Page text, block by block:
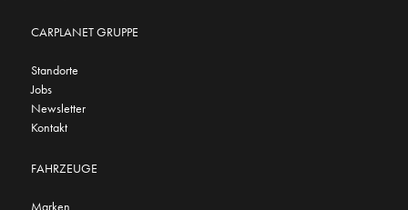
CARPLANET GRUPPE
Standorte
Jobs
Newsletter
Kontakt
FAHRZEUGE
Marken